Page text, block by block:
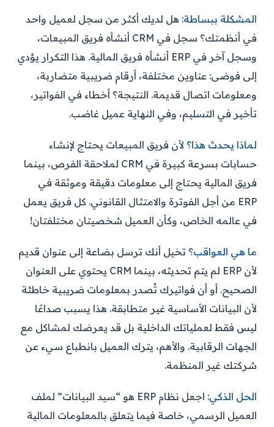
المشكلة ببساطة: هل لديك أكثر من سجل لعميل واحد
في أنظمتك؟ سجل في CRM أنشأه فريق المبيعات،
وسجل آخر في ERP أنشأه فريق المالية. هذا التكرار يؤدي
إلى فوضى: عناوين مختلفة، أرقام ضريبية متضاربة،
ومعلومات اتصال قديمة. النتيجة؟ أخطاء في الفواتير،
تأخير في التسليم، وفي النهاية عميل غاضب.
لماذا يحدث هذا؟ لأن فريق المبيعات يحتاج لإنشاء
حسابات بسرعة كبيرة في CRM لملاحقة الفرص، بينما
فريق المالية يحتاج إلى معلومات دقيقة وموثقة في
ERP من أجل الفوترة والامتثال القانوني. كل فريق يعمل
في عالمه الخاص، وكأن العميل شخصيتان مختلفتان!
ما هي العواقب؟ تخيل أنك ترسل بضاعة إلى عنوان قديم
لأن ERP لم يتم تحديثه، بينما CRM يحتوي على العنوان
الصحيح. أو أن فواتيرك تُصدر بمعلومات ضريبية خاطئة
لأن البيانات الأساسية غير متطابقة. هذا يسبب صداعًا
ليس فقط لعملياتك الداخلية بل قد يعرضك لمشاكل مع
الجهات الرقابية. والأهم، يترك العميل بانطباع سيء عن
شركتك غير المنظمة.
الحل الذكي:
اجعل نظام ERP هو “سيد البيانات” لملف
العميل الرسمي، خاصة فيما يتعلق بالمعلومات المالية